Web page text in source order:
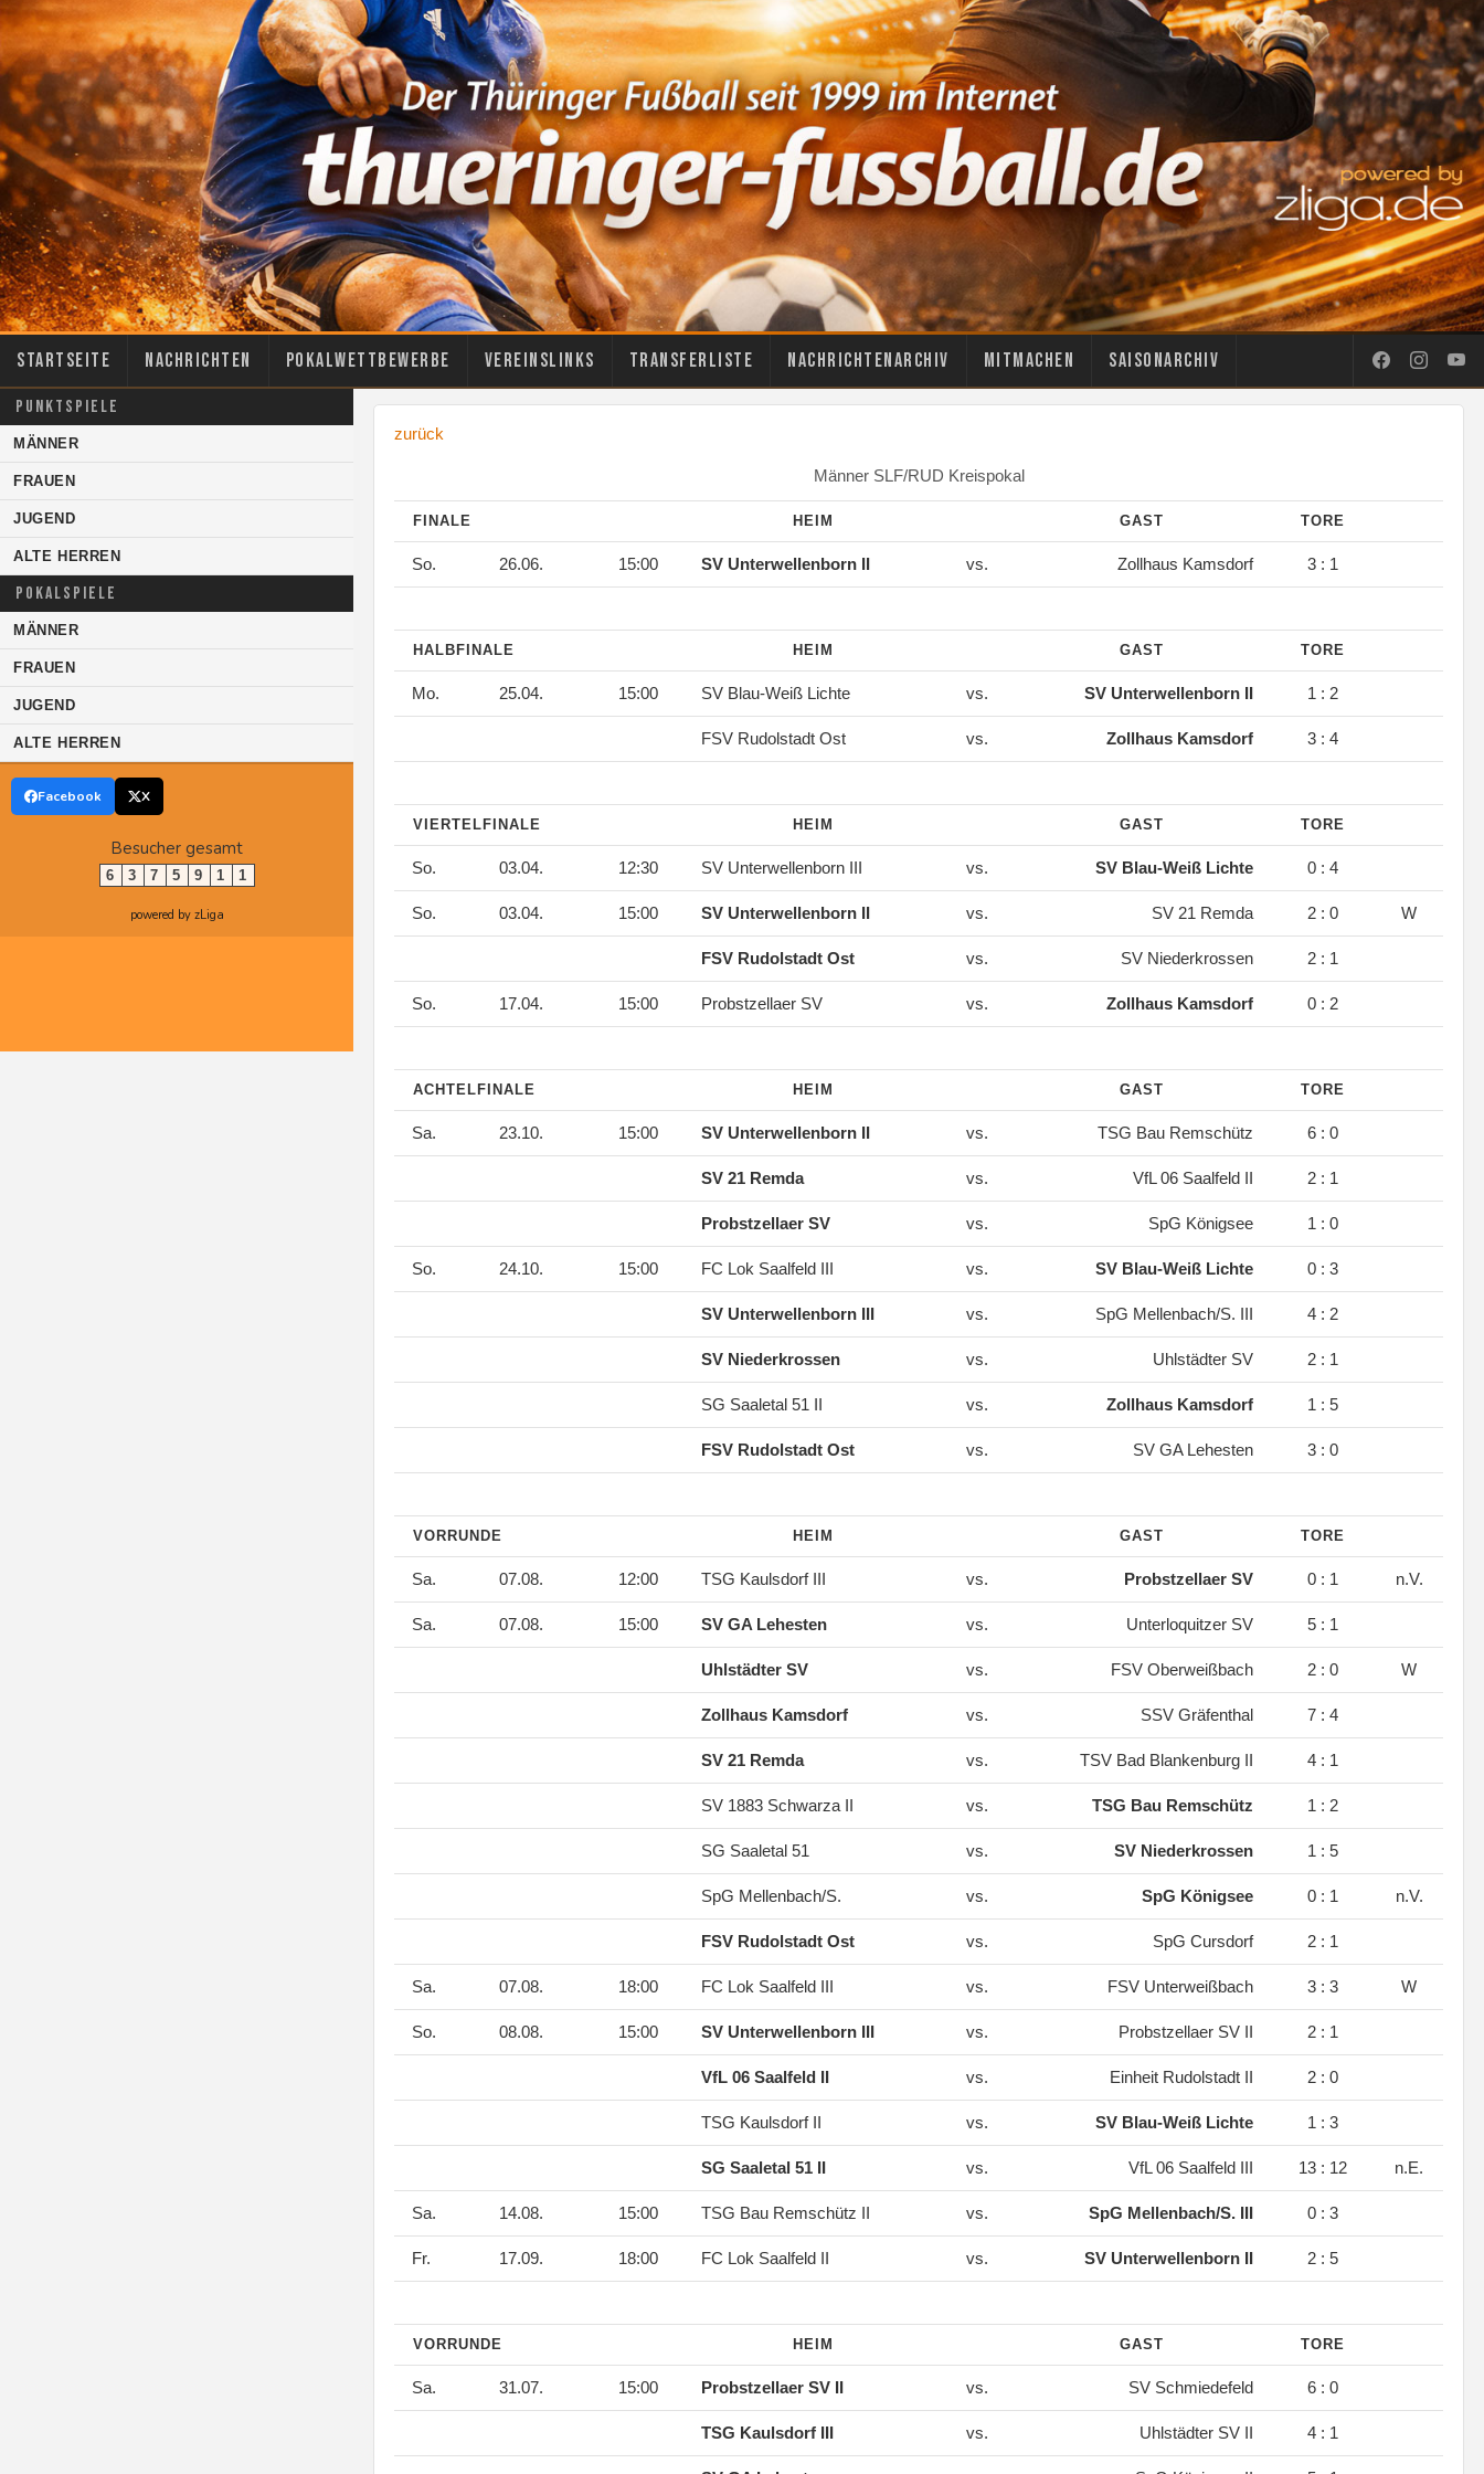
Startseite Nachrichten Pokalwettbewerbe Vereinslinks Transferliste Nachrichtenarchiv Mitmachen Saisonarchiv
PUNKTSPIELE
MÄNNER
FRAUEN
JUGEND
ALTE HERREN
POKALSPIELE
MÄNNER
FRAUEN
JUGEND
ALTE HERREN
Facebook X
Besucher gesamt
6 3 7 5 9 1 1
powered by zLiga
zurück
Männer SLF/RUD Kreispokal
FINALE HEIM GAST TORE
So. 26.06. 15:00 SV Unterwellenborn II vs. Zollhaus Kamsdorf 3 : 1
HALBFINALE HEIM GAST TORE
Mo. 25.04. 15:00 SV Blau-Weiß Lichte vs. SV Unterwellenborn II 1 : 2
FSV Rudolstadt Ost vs. Zollhaus Kamsdorf 3 : 4
VIERTELFINALE HEIM GAST TORE
So. 03.04. 12:30 SV Unterwellenborn III vs. SV Blau-Weiß Lichte 0 : 4
So. 03.04. 15:00 SV Unterwellenborn II vs. SV 21 Remda 2 : 0 W
FSV Rudolstadt Ost vs. SV Niederkrossen 2 : 1
So. 17.04. 15:00 Probstzellaer SV vs. Zollhaus Kamsdorf 0 : 2
ACHTELFINALE HEIM GAST TORE
Sa. 23.10. 15:00 SV Unterwellenborn II vs. TSG Bau Remschütz 6 : 0
SV 21 Remda vs. VfL 06 Saalfeld II 2 : 1
Probstzellaer SV vs. SpG Königsee 1 : 0
So. 24.10. 15:00 FC Lok Saalfeld III vs. SV Blau-Weiß Lichte 0 : 3
SV Unterwellenborn III vs. SpG Mellenbach/S. III 4 : 2
SV Niederkrossen vs. Uhlstädter SV 2 : 1
SG Saaletal 51 II vs. Zollhaus Kamsdorf 1 : 5
FSV Rudolstadt Ost vs. SV GA Lehesten 3 : 0
VORRUNDE HEIM GAST TORE
Sa. 07.08. 12:00 TSG Kaulsdorf III vs. Probstzellaer SV 0 : 1 n.V.
Sa. 07.08. 15:00 SV GA Lehesten vs. Unterloquitzer SV 5 : 1
Uhlstädter SV vs. FSV Oberweißbach 2 : 0 W
Zollhaus Kamsdorf vs. SSV Gräfenthal 7 : 4
SV 21 Remda vs. TSV Bad Blankenburg II 4 : 1
SV 1883 Schwarza II vs. TSG Bau Remschütz 1 : 2
SG Saaletal 51 vs. SV Niederkrossen 1 : 5
SpG Mellenbach/S. vs. SpG Königsee 0 : 1 n.V.
FSV Rudolstadt Ost vs. SpG Cursdorf 2 : 1
Sa. 07.08. 18:00 FC Lok Saalfeld III vs. FSV Unterweißbach 3 : 3 W
So. 08.08. 15:00 SV Unterwellenborn III vs. Probstzellaer SV II 2 : 1
VfL 06 Saalfeld II vs. Einheit Rudolstadt II 2 : 0
TSG Kaulsdorf II vs. SV Blau-Weiß Lichte 1 : 3
SG Saaletal 51 II vs. VfL 06 Saalfeld III 13 : 12 n.E.
Sa. 14.08. 15:00 TSG Bau Remschütz II vs. SpG Mellenbach/S. III 0 : 3
Fr. 17.09. 18:00 FC Lok Saalfeld II vs. SV Unterwellenborn II 2 : 5
VORRUNDE HEIM GAST TORE
Sa. 31.07. 15:00 Probstzellaer SV II vs. SV Schmiedefeld 6 : 0
TSG Kaulsdorf III vs. Uhlstädter SV II 4 : 1